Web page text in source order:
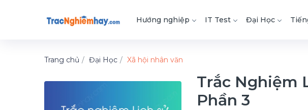
Hướng nghiệp IT Test Đại Học
Trang chủ Đại Học Xã hội nhân văn
Trắc Nghiệm
Phần 3